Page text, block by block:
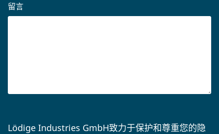
留言
Lödige Industries GmbH致力于保护和尊重您的隐